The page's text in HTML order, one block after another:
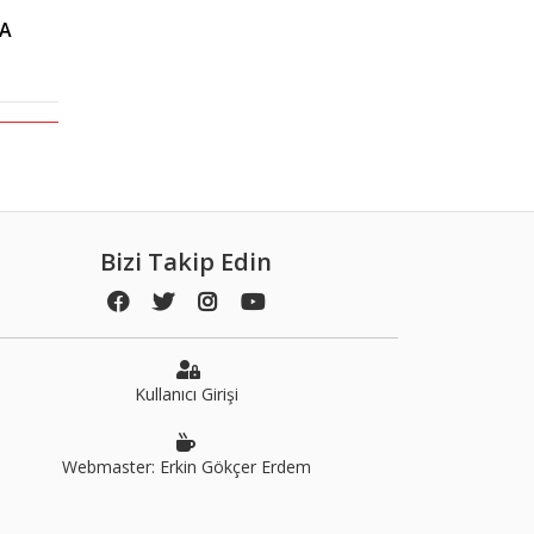
Bizi Takip Edin
Kullanıcı Girişi
Webmaster: Erkin Gökçer Erdem